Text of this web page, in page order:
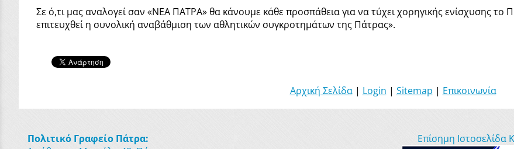
Σε ό,τι μας αναλογεί σαν «ΝΕΑ ΠΑΤΡΑ» θα κάνουμε κάθε προσπάθεια για να τύχει χορηγικής ενίσχυσης το
επιτευχθεί η συνολική αναβάθμιση των αθλητικών συγκροτημάτων της Πάτρας».
Αρχική Σελίδα| Login | Sitemap | Επικοινωνία
Πολιτικό Γραφείο Πάτρα:
Επίσημη Ιστοσελίδα